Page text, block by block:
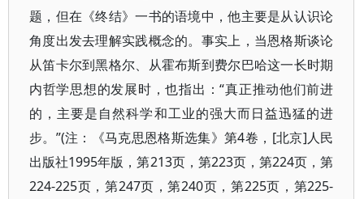
题，但在《终结》一书的语境中，他主要是从认识论
角度出发去理解实践概念的。事实上，当恩格斯谈论
从笛卡尔到黑格尔、从霍布斯到费尔巴哈这一长时期
内哲学思想的发展时，也指出：“真正推动他们前进
的，主要是自然科学和工业的强大而日益迅猛的进
步。”(注：《马克思恩格斯选集》第4卷，[北京]人民
出版社1995年版，第213页，第223页，第224页，第
224-225页，第247页，第240页，第225页，第225-